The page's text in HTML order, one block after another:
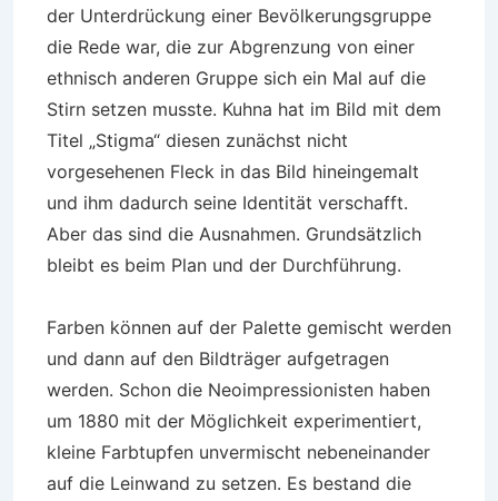
der Unterdrückung einer Bevölkerungsgruppe
die Rede war, die zur Abgrenzung von einer
ethnisch anderen Gruppe sich ein Mal auf die
Stirn setzen musste. Kuhna hat im Bild mit dem
Titel „Stigma“ diesen zunächst nicht
vorgesehenen Fleck in das Bild hineingemalt
und ihm dadurch seine Identität verschafft.
Aber das sind die Ausnahmen. Grundsätzlich
bleibt es beim Plan und der Durchführung.
Farben können auf der Palette gemischt werden
und dann auf den Bildträger aufgetragen
werden. Schon die Neoimpressionisten haben
um 1880 mit der Möglichkeit experimentiert,
kleine Farbtupfen unvermischt nebeneinander
auf die Leinwand zu setzen. Es bestand die